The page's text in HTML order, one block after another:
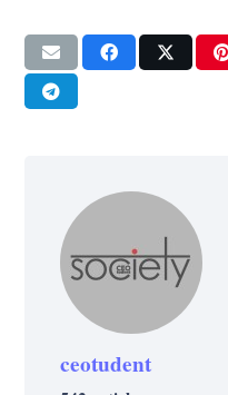
ceotudent